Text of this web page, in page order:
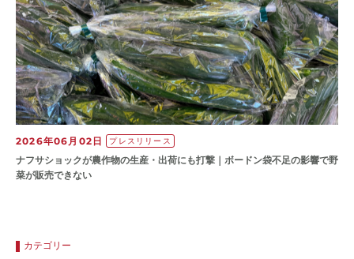
2026年06月02日 プレスリリース
ナフサショックが農作物の⽣産・出荷にも打撃｜ボードン袋不⾜の影響で野
菜が販売できない
カテゴリー